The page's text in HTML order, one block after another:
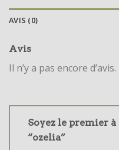
AVIS (0)
Avis
Il n’y a pas encore d’avis.
Soyez le premier
“ozelia”